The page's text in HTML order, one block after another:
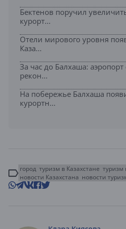
Бектенов поручил
курорт...
Отели мирового уровня
Каза...
За час до Балхаша:
рекон...
На побережье Балхаша
курортн...
город туризм в Казахстане туризм
новости Казахстана новости